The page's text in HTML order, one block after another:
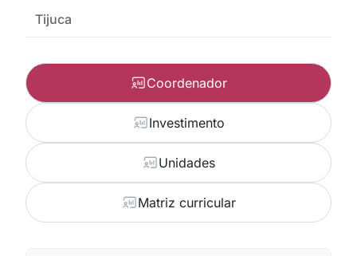
Tijuca
Coordenador
Investimento
Unidades
Matriz curricular